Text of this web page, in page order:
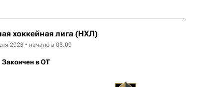
хоккейная лига (НХЛ)
2023 • начало в 03:00
Закончен в OT